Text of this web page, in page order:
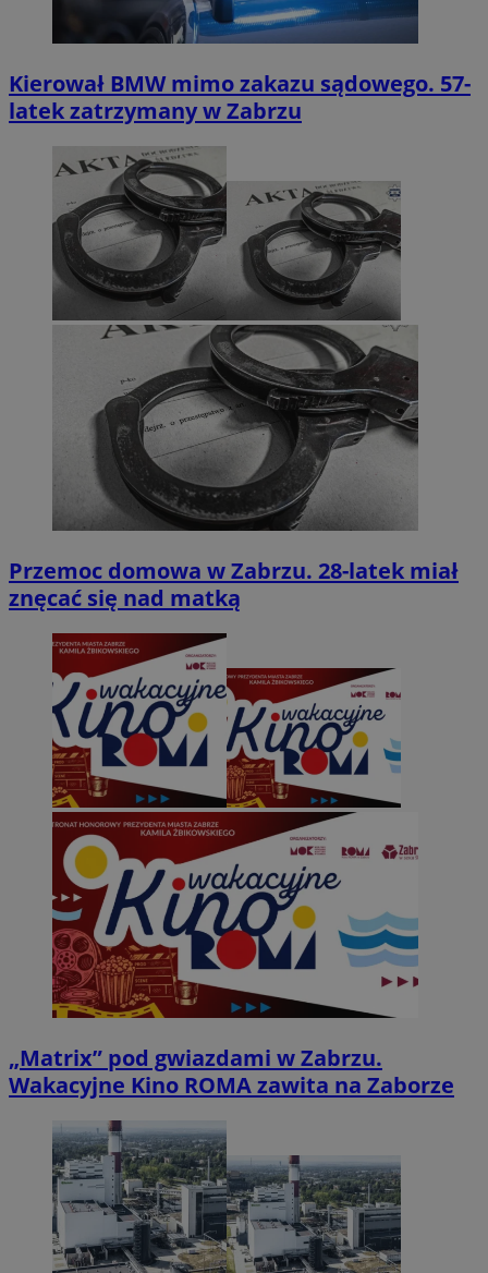
Kierował BMW mimo zakazu sądowego. 57-
latek zatrzymany w Zabrzu
Przemoc domowa w Zabrzu. 28-latek miał
znęcać się nad matką
„Matrix” pod gwiazdami w Zabrzu.
Wakacyjne Kino ROMA zawita na Zaborze